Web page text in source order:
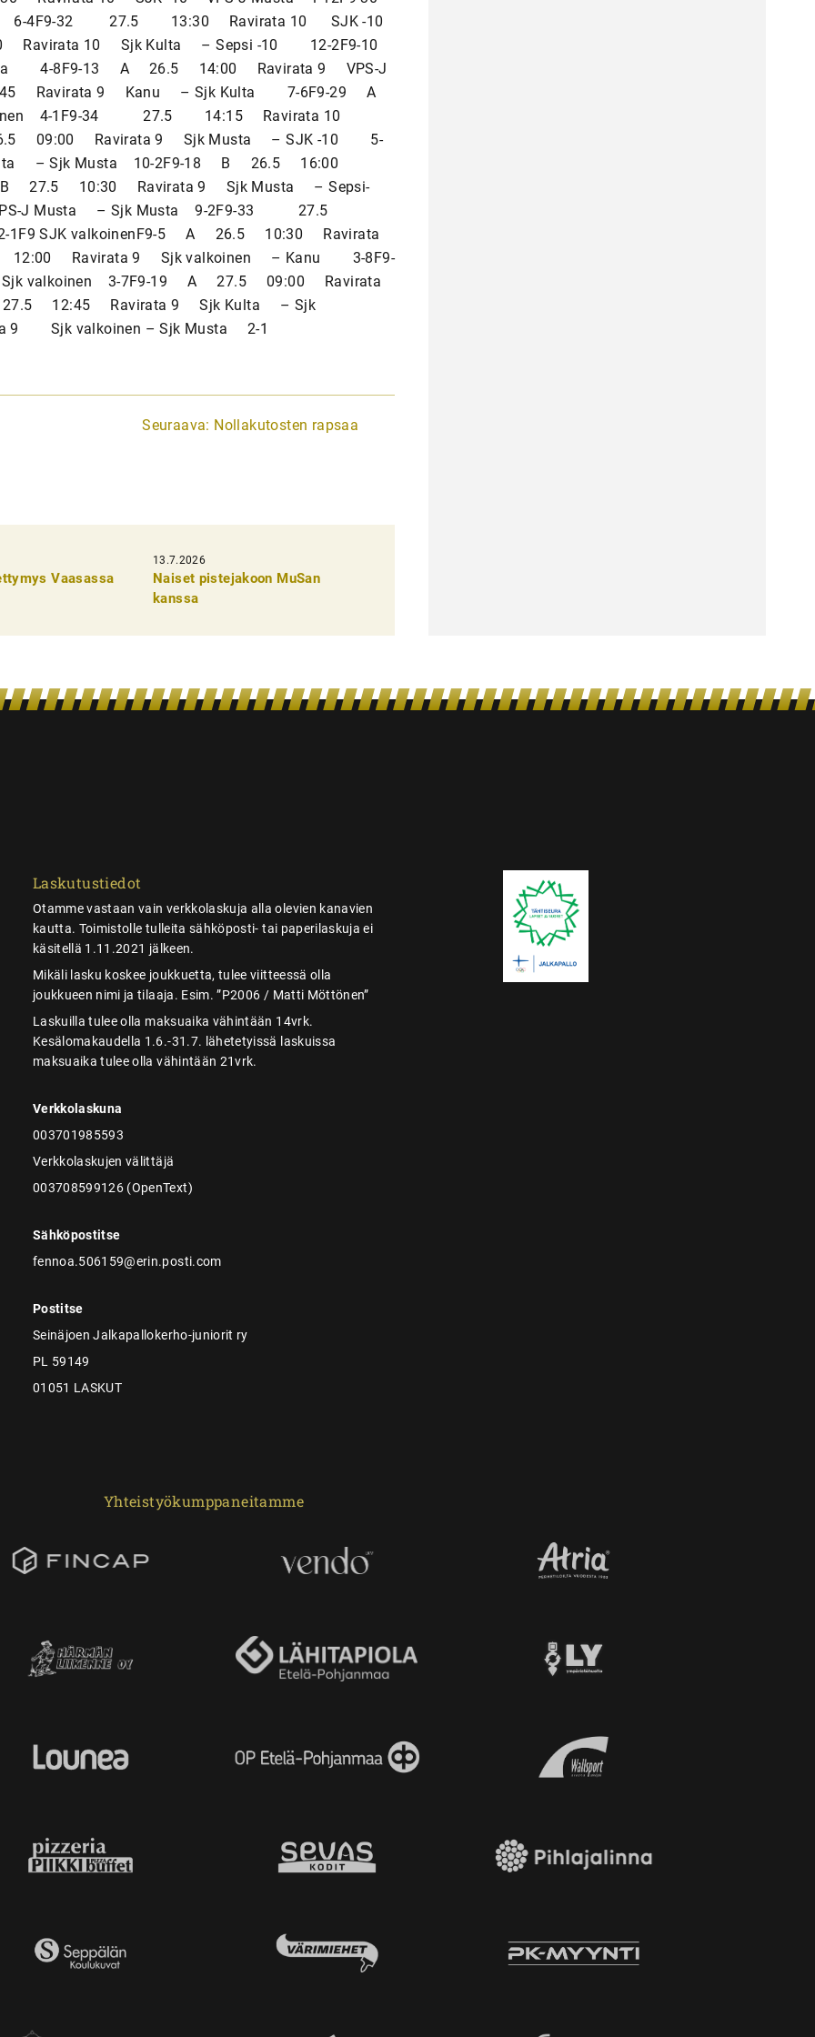
6-4F9-32 27.5 13:30 Ravirata 10 SJK -10
10 Sjk Kulta – Sepsi -10 12-2F9-10
4-8F9-13 A 26.5 14:00 Ravirata 9 VPS-J
Ravirata 9 Kanu – Sjk Kulta 7-6F9-29 A
4-1F9-34 27.5 14:15 Ravirata 10
09:00 Ravirata 9 Sjk Musta – SJK -10 5-
– Sjk Musta 10-2F9-18 B 26.5 16:00
27.5 10:30 Ravirata 9 Sjk Musta – Sepsi-
J Musta – Sjk Musta 9-2F9-33 27.5
SJK valkoinenF9-5 A 26.5 10:30 Ravirata
Ravirata 9 Sjk valkoinen – Kanu 3-8F9-
valkoinen 3-7F9-19 A 27.5 09:00 Ravirata
12:45 Ravirata 9 Sjk Kulta – Sjk
valkoinen – Sjk Musta 2-1
Seuraava: Nollakutosten rapsaa
Vaasassa
13.7.2026
Naiset pistejakoon MuSan
kanssa
Laskutustiedot
Otamme vastaan vain verkkolaskuja alla olevien kanavien
kautta. Toimistolle tulleita sähköposti- tai paperilaskuja ei
käsitellä 1.11.2021 jälkeen.
Mikäli lasku koskee joukkuetta, tulee viitteessä olla
joukkueen nimi ja tilaaja. Esim. ”P2006 / Matti Möttönen”
Laskuilla tulee olla maksuaika vähintään 14vrk.
Kesälomakaudella 1.6.-31.7. lähetetyissä laskuissa
maksuaika tulee olla vähintään 21vrk.
Verkkolaskuna
003701985593
Verkkolaskujen välittäjä
003708599126 (OpenText)
Sähköpostitse
fennoa.506159@erin.posti.com
Postitse
Seinäjoen Jalkapallokerho-juniorit ry
PL 59149
01051 LASKUT
Yhteistyökumppaneitamme